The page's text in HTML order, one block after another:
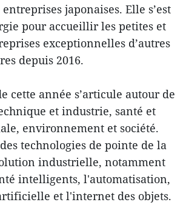
japonaises. Elle s’est
pour accueillir les petites et
exceptionnelles d’autres
depuis 2016.
cette année s’articule autour de
et industrie, santé et
environnement et société.
technologies de pointe de la
industrielle, notamment
intelligents, l'automatisation,
et l'internet des objets.